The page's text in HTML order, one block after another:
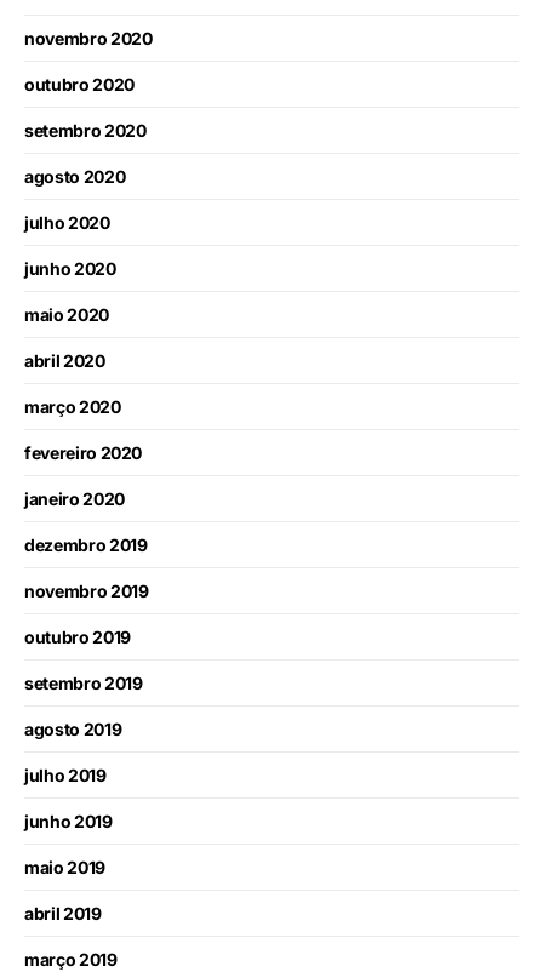
novembro 2020
outubro 2020
setembro 2020
agosto 2020
julho 2020
junho 2020
maio 2020
abril 2020
março 2020
fevereiro 2020
janeiro 2020
dezembro 2019
novembro 2019
outubro 2019
setembro 2019
agosto 2019
julho 2019
junho 2019
maio 2019
abril 2019
março 2019